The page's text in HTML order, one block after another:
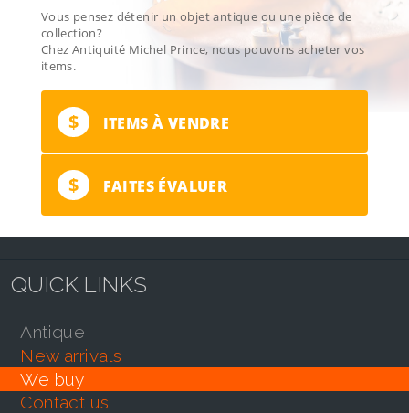
Vous pensez détenir un objet antique ou une pièce de
collection?
Chez Antiquité Michel Prince, nous pouvons acheter vos
items.
$ ITEMS À VENDRE
$ FAITES ÉVALUER
QUICK LINKS
antique
new arrivals
we buy
contact us